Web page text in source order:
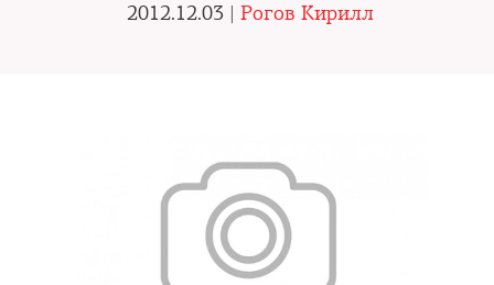
2012.12.03 | Рогов Кирилл